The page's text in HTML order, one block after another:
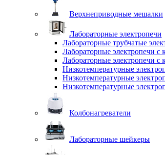
Верхнеприводные мешалки
Лабораторные электропечи
Лабораторные трубчатые
Лабораторные электропечи с
Лабораторные электропечи с
Низкотемпературные
Низкотемпературные
Низкотемпературные
Колбонагреватели
Лабораторные шейкеры